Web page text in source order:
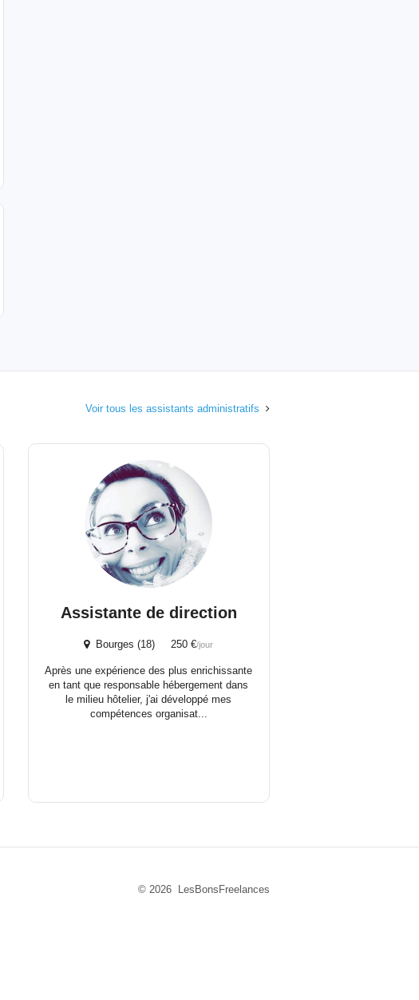
Voir tous les assistants administratifs
Assistante de direction
Bourges (18) 250 €/jour
Après une expérience des plus enrichissante
en tant que responsable hébergement dans
le milieu hôtelier, j'ai développé mes
compétences organisat...
© 2026 LesBonsFreelances